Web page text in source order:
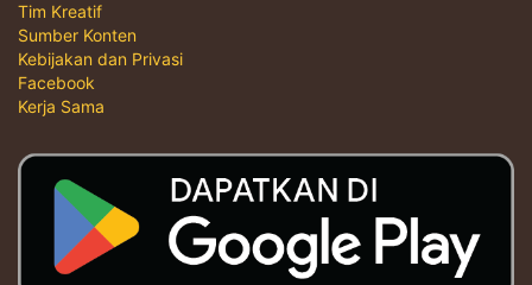
Tim Kreatif
Sumber Konten
Kebijakan dan Privasi
Facebook
Kerja Sama